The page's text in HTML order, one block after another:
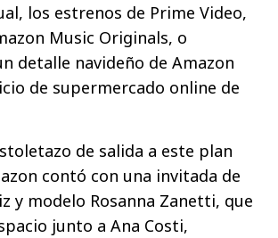
los estrenos de Prime Video,
Music Originals, o
detalle navideño de Amazon
de supermercado online de
de salida a este plan
contó con una invitada de
y modelo Rosanna Zanetti, que
junto a Ana Costi,